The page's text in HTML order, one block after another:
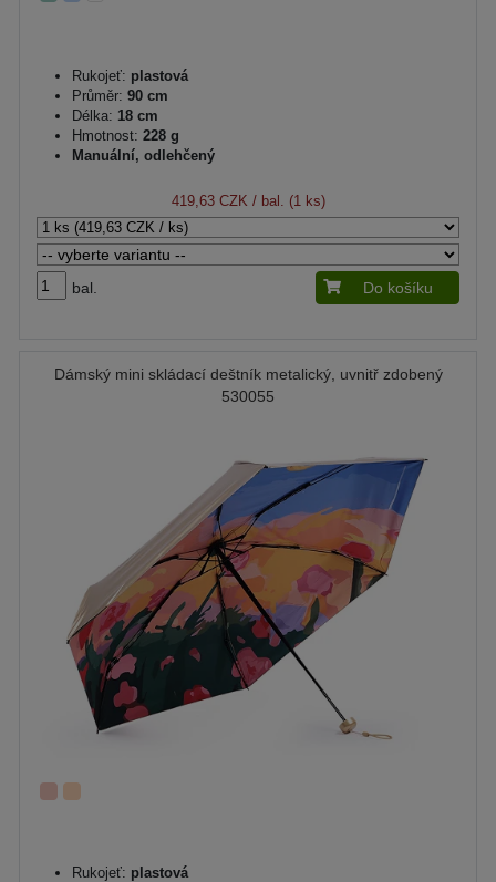
Rukojeť: plastová
Průměr: 90 cm
Délka: 18 cm
Hmotnost: 228 g
Manuální, odlehčený
419,63 CZK / bal. (1 ks)
bal. Do košíku
Dámský mini skládací deštník metalický, uvnitř zdobený
530055
Rukojeť: plastová